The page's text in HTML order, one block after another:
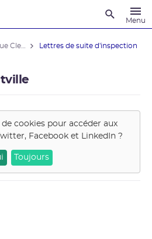
Menu
Lettres de suite d'inspection
cookies pour accéder aux
Facebook et LinkedIn ?
Toujours